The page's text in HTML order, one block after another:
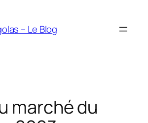
– Le Blog
marché du